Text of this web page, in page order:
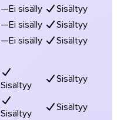
—Ei sisälly Sisältyy
—Ei sisälly Sisältyy
—Ei sisälly Sisältyy
Sisältyy Sisältyy
Sisältyy Sisältyy